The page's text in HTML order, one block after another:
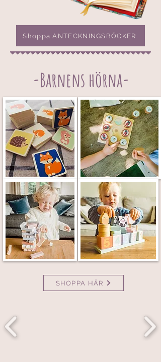
Shoppa ANTECKNINGSBÖCKER
-Barnens hörna-
SHOPPA HÄR